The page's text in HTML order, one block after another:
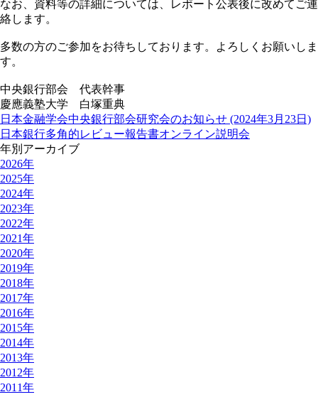
なお、資料等の詳細については、レポート公表後に改めてご連
絡します。
多数の方のご参加をお待ちしております。よろしくお願いしま
す。
中央銀行部会 代表幹事
慶應義塾大学 白塚重典
日本金融学会中央銀行部会研究会のお知らせ (2024年3月23日)
日本銀行多角的レビュー報告書オンライン説明会
年別アーカイブ
2026年
2025年
2024年
2023年
2022年
2021年
2020年
2019年
2018年
2017年
2016年
2015年
2014年
2013年
2012年
2011年